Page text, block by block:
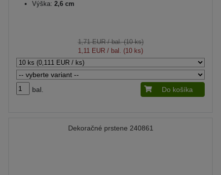
Výška: 2,6 cm
1,71 EUR/ bal. (10 ks)
1,11 EUR / bal. (10 ks)
bal. Do košíka
Dekoračné prstene 240861